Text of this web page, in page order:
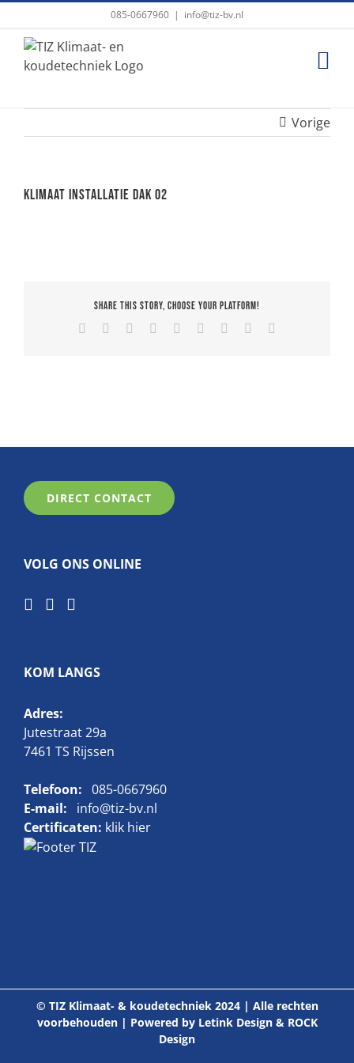
inhoud
085-0667960 | info@tiz-bv.nl
Vorige
Klimaat installatie dak 02
Share This Story, Choose Your Platform!
Facebook Reddit LinkedInWhatsApp
TumblrPinterest
DIRECT CONTACT
VOLG ONS ONLINE
KOM LANGS
Adres:
Jutestraat 29a
7461 TS Rijssen
Telefoon: 085-0667960
E-mail:
info@tiz-bv.nl
Certificaten: klik hier
© TIZ Klimaat- & koudetechniek 2024 | Alle rechten
voorbehouden | Powered by Letink Design& ROCK
Design